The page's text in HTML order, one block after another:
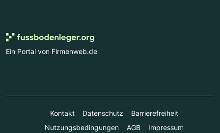
Ein Portal von Firmenweb.de
Kontakt Datenschutz
Barrierefreiheit
Nutzungsbedingungen
AGB Impressum